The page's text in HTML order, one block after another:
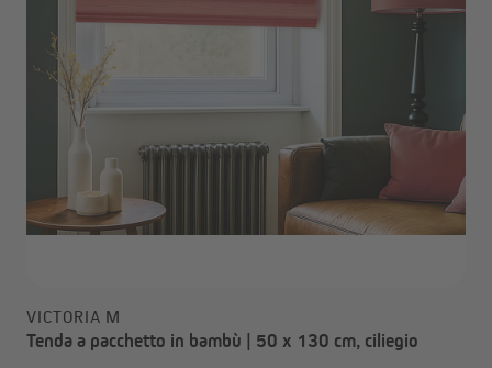
VICTORIA M
Tenda a pacchetto in bambù | 50 x 130 cm, ciliegio